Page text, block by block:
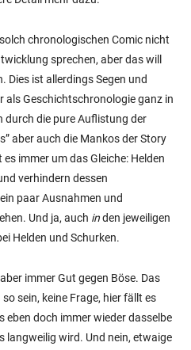
chronologischen Comic nicht
sprechen, aber das will
Dies ist allerdings Segen und
als Geschichtschronologie ganz in
durch die pure Auflistung der
aber auch die Mankos der Story
immer um das Gleiche: Helden
verhindern dessen
paar Ausnahmen und
Und ja, auch inden jeweiligen
Helden und Schurken.
immer Gut gegen Böse. Das
sein, keine Frage, hier fällt es
eben doch immer wieder dasselbe
langweilig wird. Und nein, etwaige